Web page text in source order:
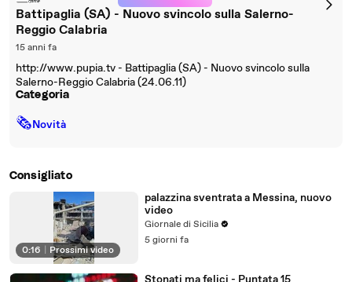
Battipaglia (SA) - Nuovo svincolo sulla Salerno-
Reggio Calabria
15 anni fa
http://www.pupia.tv - Battipaglia (SA) - Nuovo svincolo sulla
Salerno-Reggio Calabria (24.06.11)
Categoria
🗞Novità
Consigliato
0:16 Prossimi video
palazzina sventrata a Messina, nuovo
video
Giornale di Sicilia
5 giorni fa